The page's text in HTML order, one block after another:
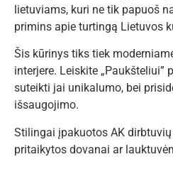
lietuviams, kuri ne tik papuoš
primins apie turtingą Lietuvos
Šis kūrinys tiks tiek
interjere. Leiskite „Paukšteliui”
suteikti jai unikalumo, bei
išsaugojimo.
Stilingai įpakuotos AK
pritaikytos dovanai ar